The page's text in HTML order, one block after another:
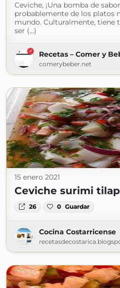
Ceviche, ¡Una bomba de
probablemente de los platos
mundo. Culturalmente, tiene
ser (...)
Recetas – Comer y
comerybeber.net
15 enero 2021
Ceviche surimi
26 0 Guardar
Cocina Costarricense